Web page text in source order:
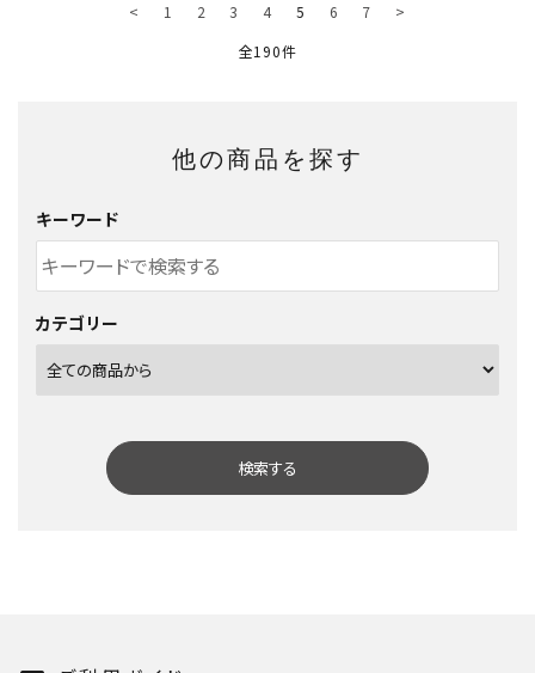
< 1 2 3 4 5 6 7
>
全190件
他の商品を探す
キーワード
カテゴリー
検索する
キーワード